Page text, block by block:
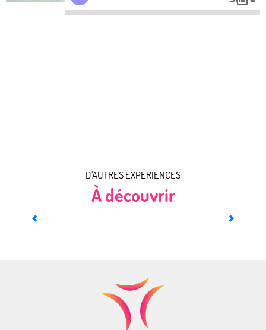
D'AUTRES EXPÉRIENCES
À découvrir